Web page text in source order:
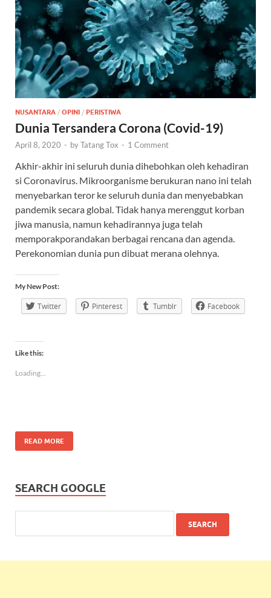
NUSANTARA / OPINI / PERISTIWA
Dunia Tersandera Corona (Covid-19)
April 8, 2020 - byTatang Tox - 1 Comment
Akhir-akhir ini seluruh dunia dihebohkan oleh kehadiran
si Coronavirus. Mikroorganisme berukuran nano ini telah
menyebarkan teror ke seluruh dunia dan menyebabkan
pandemik secara global. Tidak hanya merenggut korban
jiwa manusia, namun kehadirannya juga telah
memporakporandakan berbagai rencana dan agenda.
Perekonomian dunia pun dibuat merana olehnya.
My New Post:
Twitter Pinterest Tumblr Facebook
Like this:
Loading...
READ MORE
SEARCH GOOGLE